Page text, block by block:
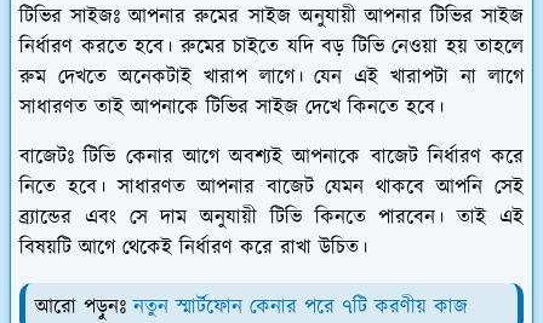
টিভির সাইজঃ আপনার রুমের সাইজ অনুযায়ী আপনার টিভির সাইজ
নির্ধারণ করতে হবে। রুমের চাইতে যদি বড় টিভি নেওয়া হয় তাহলে
রুম দেখতে অনেকটাই খারাপ লাগে। যেন এই খারাপটা না লাগে
সাধারণত তাই আপনাকে টিভির সাইজ দেখে কিনতে হবে।
বাজেটঃ টিভি কেনার আগে অবশ্যই আপনাকে বাজেট নির্ধারণ করে
নিতে হবে। সাধারণত আপনার বাজেট যেমন থাকবে আপনি সেই
ব্র্যান্ডের এবং সে দাম অনুযায়ী টিভি কিনতে পারবেন। তাই এই
বিষয়টি আগে থেকেই নির্ধারণ করে রাখা উচিত।
আরো পড়ুনঃনতুন স্মার্টফোন কেনার পরে ৭টি করণীয় কাজ